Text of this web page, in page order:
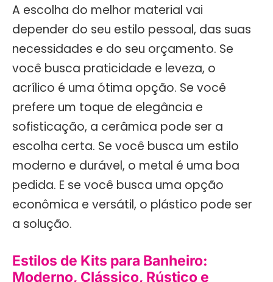
A escolha do melhor material vai
depender do seu estilo pessoal, das suas
necessidades e do seu orçamento. Se
você busca praticidade e leveza, o
acrílico é uma ótima opção. Se você
prefere um toque de elegância e
sofisticação, a cerâmica pode ser a
escolha certa. Se você busca um estilo
moderno e durável, o metal é uma boa
pedida. E se você busca uma opção
econômica e versátil, o plástico pode ser
a solução.
Estilos de Kits para Banheiro:
Moderno, Clássico, Rústico e